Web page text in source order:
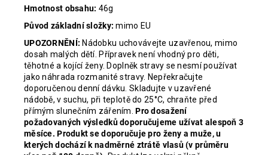
Hmotnost obsahu: 46g
Původ základní složky: mimo EU
UPOZORNĚNÍ:Nádobku uchovávejte uzavřenou, mimo
dosah malých dětí. Přípravek není vhodný pro děti,
těhotné a kojící ženy. Doplněk stravy se nesmí používat
jako náhrada rozmanité stravy. Nepřekračujte
doporučenou denní dávku. Skladujte v uzavřené
nádobě, v suchu, při teplotě do 25°C, chraňte před
přímým slunečním zářením. Pro dosažení
požadovaných výsledků doporučujeme užívat alespoň 3
měsíce. Produkt se doporučuje pro ženy a muže, u
kterých dochází k nadměrné ztrátě vlasů (v průměru